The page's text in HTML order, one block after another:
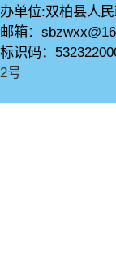
单位:双柏县人
箱：
识码：
号